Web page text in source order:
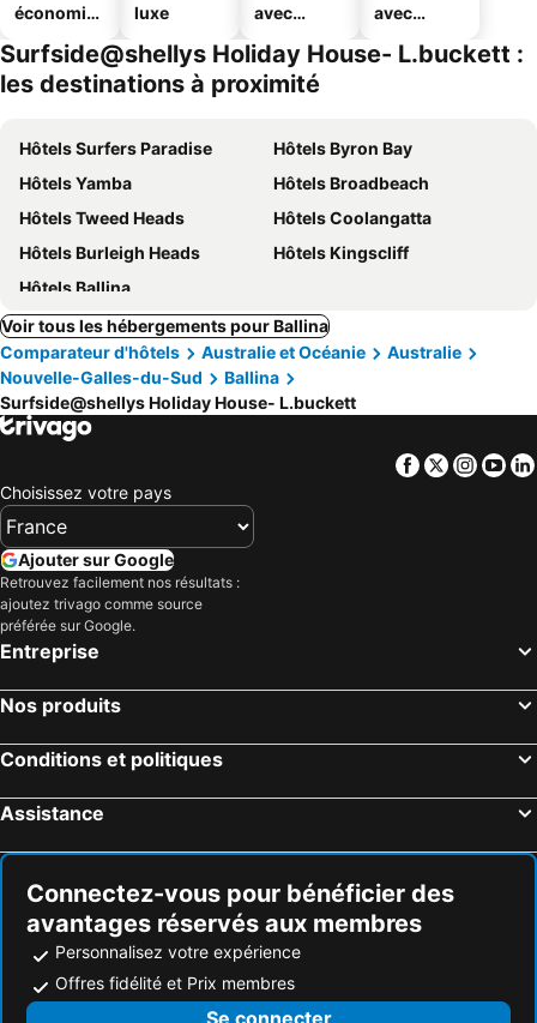
économiq
luxe
avec
avec
Surfside@shellys Holiday House- L.buckett :
les destinations à proximité
Hôtels Surfers Paradise
Hôtels Byron Bay
Hôtels Yamba
Hôtels Broadbeach
Hôtels Tweed Heads
Hôtels Coolangatta
Hôtels Burleigh Heads
Hôtels Kingscliff
Hôtels Ballina
Voir tous les hébergements pour Ballina
Comparateur d'hôtels
Australie et Océanie
Australie
Nouvelle-Galles-du-Sud
Ballina
Surfside@shellys Holiday House- L.buckett
Facebook
Twitter
Choisissez votre pays
Ajouter sur Google
Retrouvez facilement nos résultats :
ajoutez trivago comme source
préférée sur Google.
Entreprise
Nos produits
Conditions et politiques
Assistance
Connectez-vous pour bénéficier des
avantages réservés aux membres
Personnalisez votre expérience
Offres fidélité et Prix membres
Se connecter